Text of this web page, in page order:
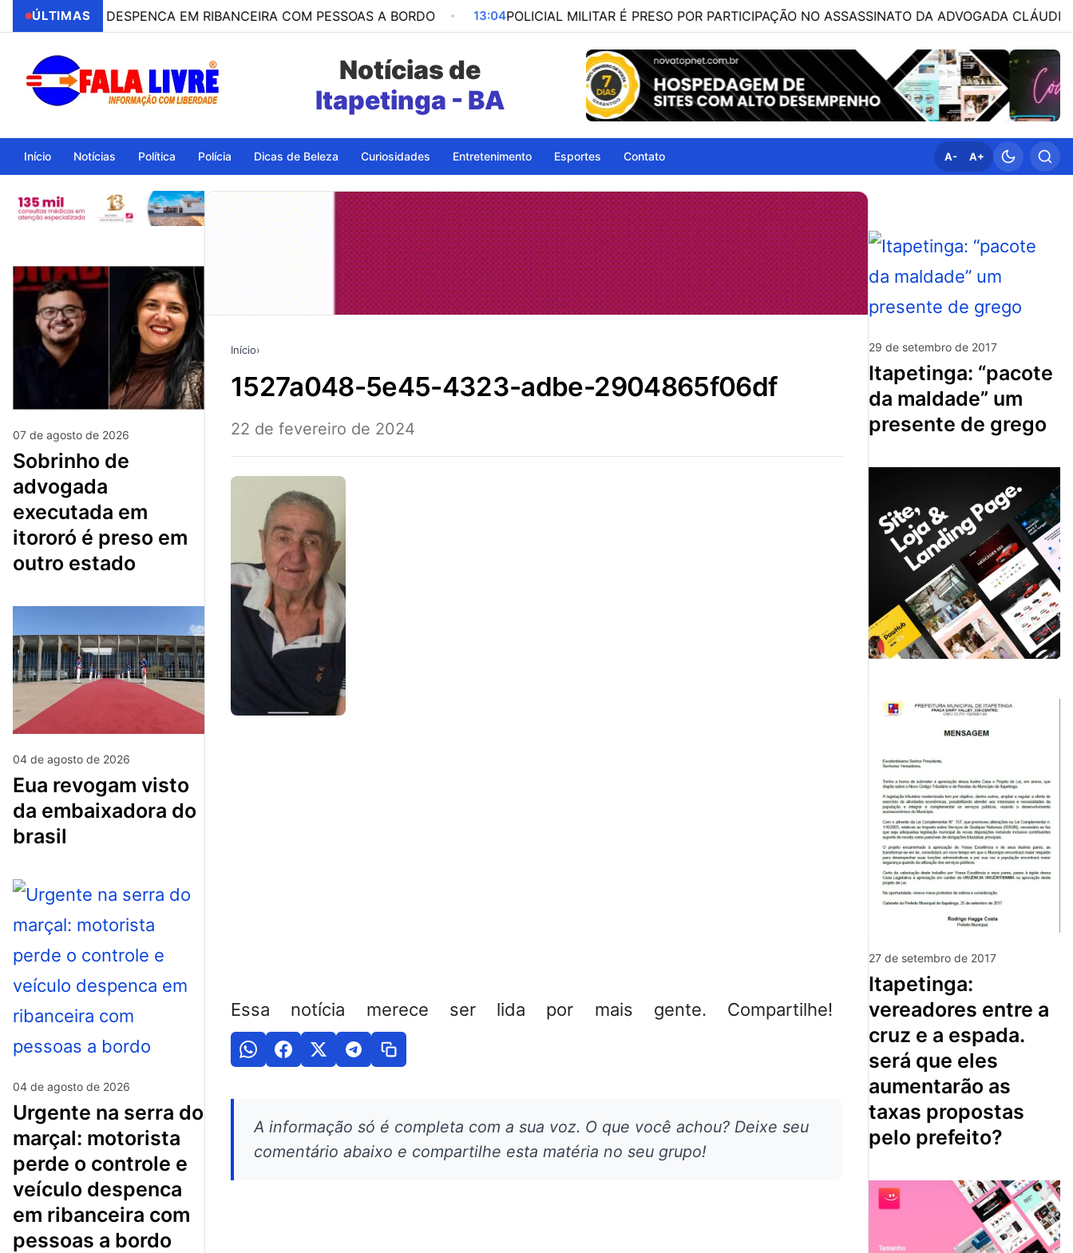
ÚLTIMAS
DESPENCA EM RIBANCEIRA COM PESSOAS A BORDO 13:04POLICIAL MILITAR É PRESO POR PARTICIPAÇÃO NO ASSASSINATO DA ADVOGADA CLÁUDIA FÉLIX;
Notícias de
Itapetinga
Itapetinga - BA
Início Notícias Política Polícia Dicas de Beleza Curiosidades Entretenimento Esportes Contato A- A+
07 de agosto de 2026
sobrinho de
advogada
executada em
itororó é preso em
outro estado
04 de agosto de 2026
eua revogam visto
da embaixadora do
brasil
04 de agosto de 2026
urgente na serra do
marçal: motorista
perde o controle e
veículo despenca
em ribanceira com
pessoas a bordo
Início›
1527a048-5e45-4323-adbe-2904865f06df
22 de fevereiro de 2024
Essa notícia merece ser lida por mais gente. Compartilhe!
A informação só é completa com a sua voz. O que você achou? Deixe seu
comentário abaixo e compartilhe esta matéria no seu grupo!
29 de setembro de 2017
itapetinga: “pacote
da maldade” um
presente de grego
27 de setembro de 2017
itapetinga:
vereadores entre a
cruz e a espada.
será que eles
aumentarão as
taxas propostas
pelo prefeito?